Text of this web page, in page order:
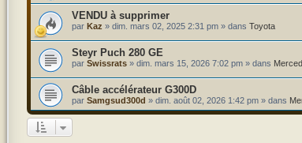
VENDU à supprimer
par Kaz » dim. mars 02, 2025 2:31 pm» dans Toyota
Steyr Puch 280 GE
par Swissrats» dim. mars 15, 2026 7:02 pm» dans
Câble accélérateur G300D
par Samgsud300d » dim. août 02, 2026 1:42 pm» dans